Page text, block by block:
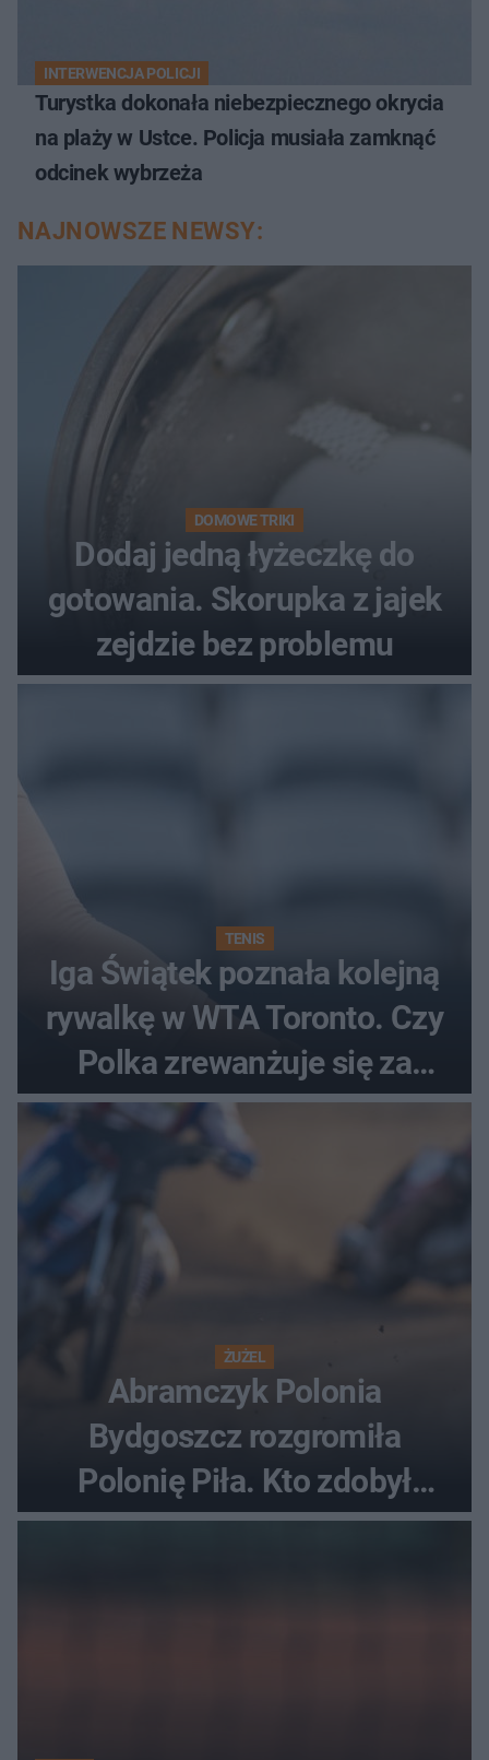
INTERWENCJA POLICJI
Turystka dokonała niebezpiecznego okrycia
na plaży w Ustce. Policja musiała zamknąć
odcinek wybrzeża
NAJNOWSZE NEWSY:
DOMOWE TRIKI
Dodaj jedną łyżeczkę do
gotowania. Skorupka z jajek
zejdzie bez problemu
TENIS
Iga Świątek poznała kolejną
rywalkę w WTA Toronto. Czy
Polka zrewanżuje się za
ostatnią porażkę?
ŻUŻEL
Abramczyk Polonia
Bydgoszcz rozgromiła
Polonię Piła. Kto zdobył
najwięcej punktów?